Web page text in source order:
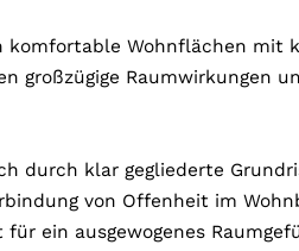
komfortable Wohnflächen mit
großzügige Raumwirkungen
durch klar gegliederte
von Offenheit im
ein ausgewogenes